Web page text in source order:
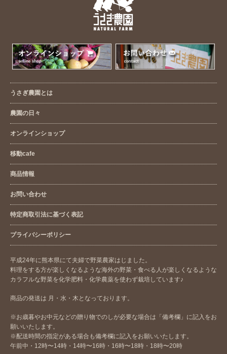
うさぎ農園とは
農園の日々
オンラインショップ
移動cafe
商品情報
お問い合わせ
特定商取引法に基づく表記
プライバシーポリシー
平成24年に熊本県にて夫婦で野菜農家はじました。
料理をする方が楽しくなるような海外の野菜・食べる人が楽しくなるような
カラフルな野菜を化学肥料・化学農薬を使わず栽培しています♪
商品の発送は 月・水・木となっております。
※お歳暮やお中元などの贈り物でのしが必要な場合は「備考欄」に記入をお
願いいたします。
※配送時間の指定がある場合も備考欄に記入をお願いいたします。
午前中・12時〜14時・14時〜16時・16時〜18時・18時〜20時